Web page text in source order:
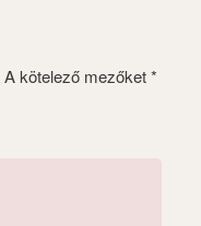
A kötelező mezőket*